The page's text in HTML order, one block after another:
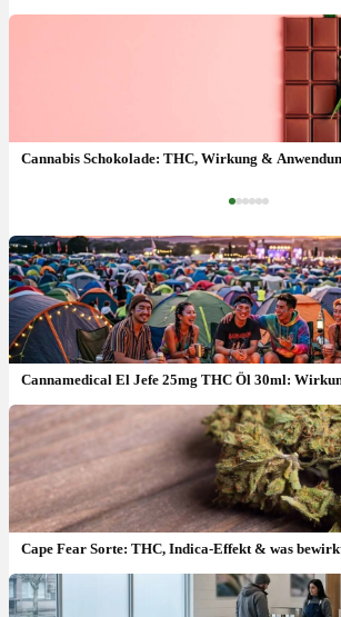
Cannabis Schokolade: THC, Wirkung &
THC Pflaster: wie wirkt es, Dosierung &
Cannamedical El Jefe 25mg THC Öl 30ml:
Cape Fear Sorte: THC, Indica-Effekt & was